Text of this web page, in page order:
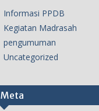
Informasi PPDB
Kegiatan Madrasah
pengumuman
Uncategorized
Meta